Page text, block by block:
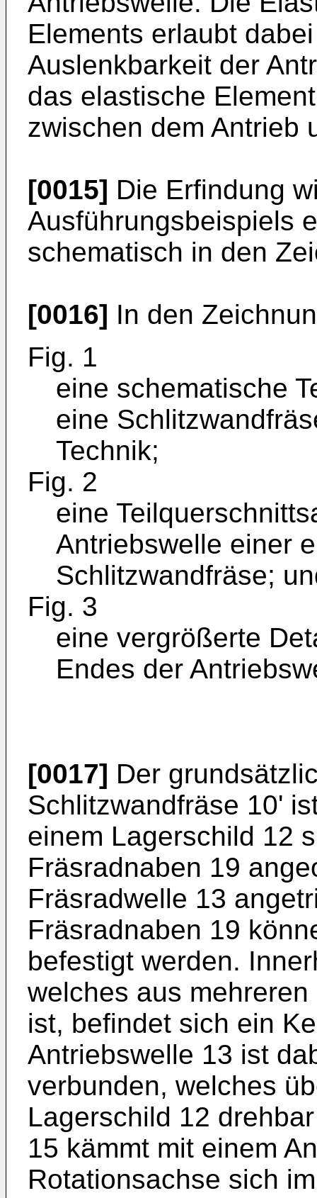
Elements erlaubt
Auslenkbarkeit der
das elastische
zwischen dem Antrieb
[0015] Die Erfindung
Ausführungsbeispiels
schematisch in den
[0016] In den
Fig. 1
eine schematische
eine
Technik;
Fig. 2
eine
Antriebswelle einer
Schlitzwandfräse;
Fig. 3
eine vergrößerte
Endes der
[0017] Der
Schlitzwandfräse 10'
einem Lagerschild 12
Fräsradnaben 19
Fräsradwelle 13
Fräsradnaben 19
befestigt werden.
welches aus
ist, befindet sich ein
Antriebswelle 13 ist
verbunden, welches
Lagerschild 12
15 kämmt mit einem
Rotationsachse sich